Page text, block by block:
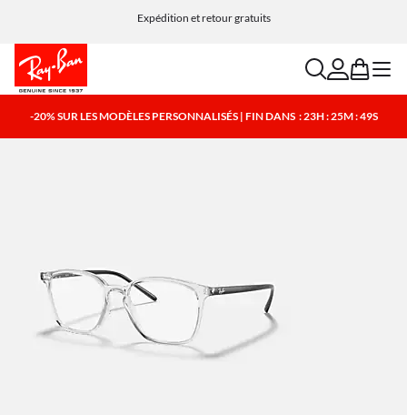
Expédition et retour gratuits
searchaccount
bag menu
-20% SUR LES MODÈLES PERSONNALISÉS | FIN DANS : 23H : 25M : 48S